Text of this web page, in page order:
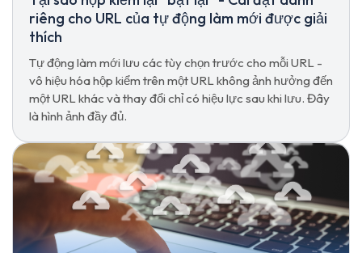
riêng cho URL của tự động làm mới được giải
thích
Tự động làm mới lưu các tùy chọn trước cho mỗi URL -
vô hiệu hóa hộp kiểm trên một URL không ảnh hưởng đến
một URL khác và thay đổi chỉ có hiệu lực sau khi lưu. Đây
là hình ảnh đầy đủ.